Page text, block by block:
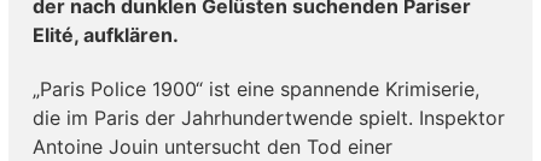
der nach dunklen Gelüsten suchenden Pariser
Elité, aufklären.
„Paris Police 1900“ ist eine spannende Krimiserie,
die im Paris der Jahrhundertwende spielt. Inspektor
Antoine Jouin untersucht den Tod einer